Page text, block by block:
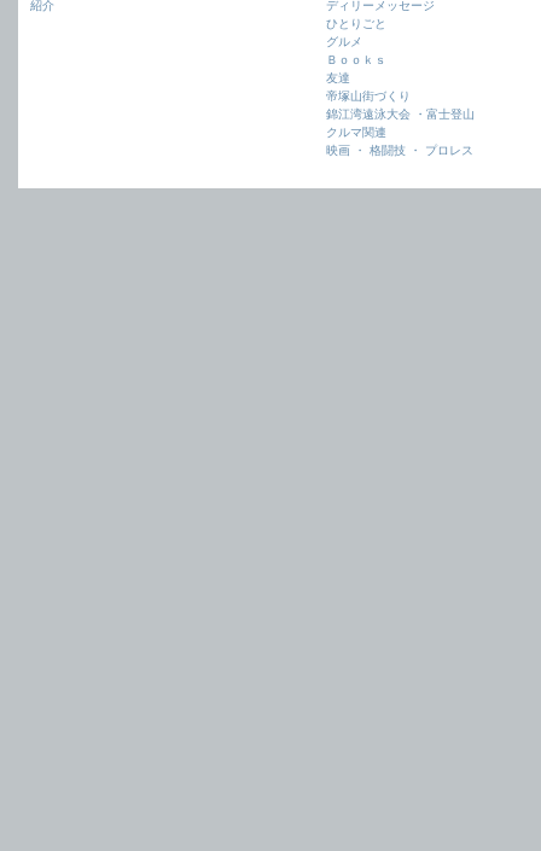
紹介
ディリーメッセージ
ひとりごと
グルメ
Ｂｏｏｋｓ
友達
帝塚山街づくり
錦江湾遠泳大会 ・富士登山
クルマ関連
映画 ・ 格闘技 ・ プロレス